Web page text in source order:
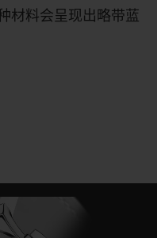
材料会呈现出略带蓝